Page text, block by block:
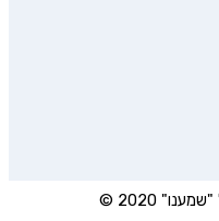
2020 ©